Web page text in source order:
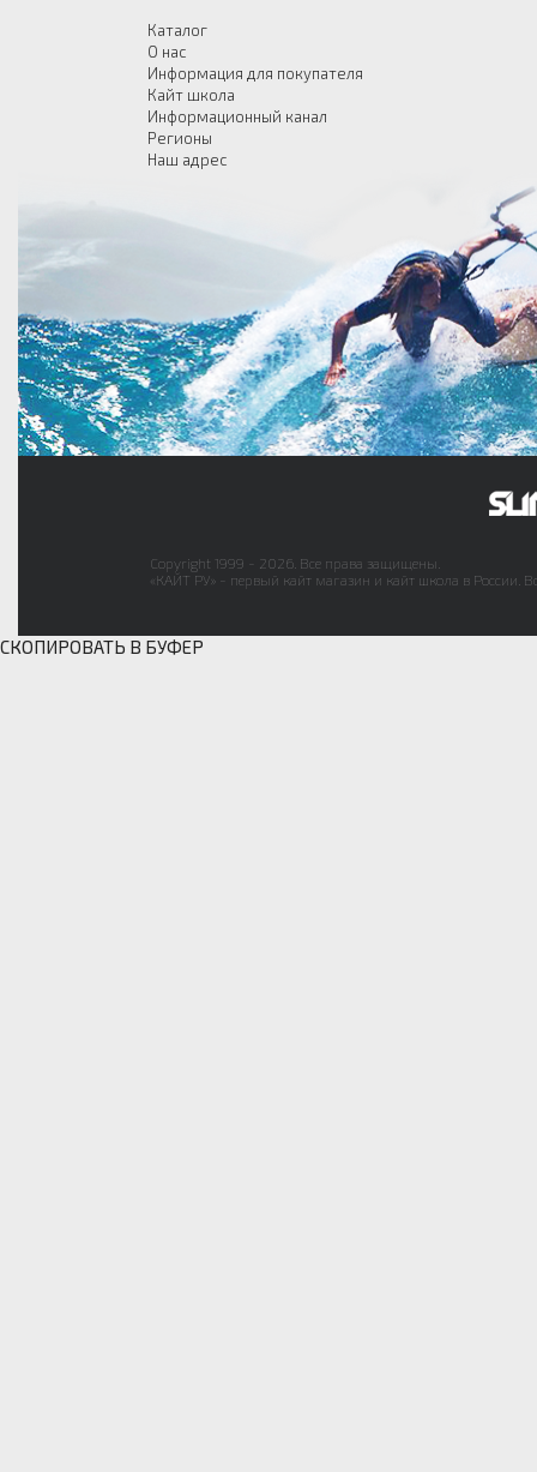
Каталог
О нас
Информация для покупателя
Кайт школа
Информационный канал
Регионы
Наш адрес
Copyright 1999 - 2026. Все права защищены.
«КАЙТ РУ» - первый кайт магазин и кайт школа в России.
СКОПИРОВАТЬ В БУФЕР